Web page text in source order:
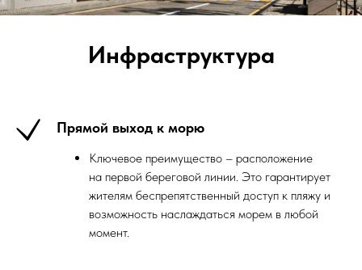
Инфраструктура
Прямой выход к морю
Ключевое преимущество – расположение
на первой береговой линии. Это гарантирует
жителям беспрепятственный доступ к пляжу и
возможность наслаждаться морем в любой
момент.